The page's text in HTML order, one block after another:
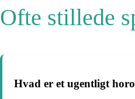
Ofte stillede
Hvad er et ugentligt